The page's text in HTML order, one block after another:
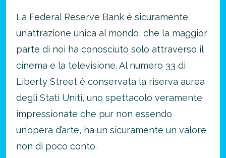
La Federal Reserve Bank è sicuramente
un’attrazione unica al mondo, che la maggior
parte di noi ha conosciuto solo attraverso il
cinema e la televisione. Al numero 33 di
Liberty Street è conservata la riserva aurea
degli Stati Uniti, uno spettacolo veramente
impressionate che pur non essendo
un’opera d’arte, ha un sicuramente un valore
non di poco conto.